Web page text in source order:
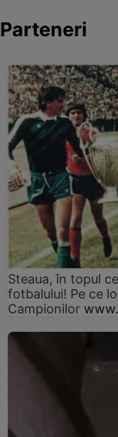
Parteneri
Steaua, în topul
fotbalului! Pe ce
Campionilor